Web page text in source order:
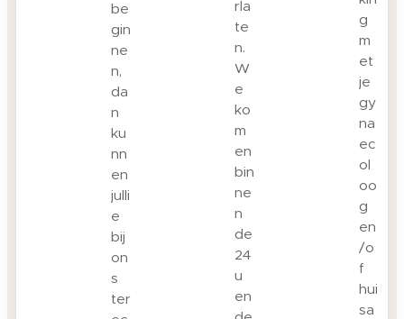
be
gin
ne
n,
da
n
ku
nn
en
julli
e
bij
on
s
ter
rla
te
n.
W
e
ko
m
en
bin
ne
n
de
24
u
en
g
m
et
je
gy
na
ec
ol
oo
g
en
/o
f
hui
sa